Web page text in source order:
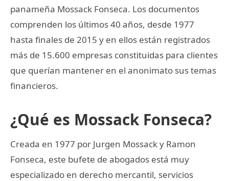
panameña Mossack Fonseca. Los documentos
comprenden los últimos 40 años, desde 1977
hasta finales de 2015 y en ellos están registrados
más de 15.600 empresas constituidas para clientes
que querían mantener en el anonimato sus temas
financieros.
¿Qué es Mossack Fonseca?
Creada en 1977 por Jurgen Mossack y Ramon
Fonseca, este bufete de abogados está muy
especializado en derecho mercantil, servicios